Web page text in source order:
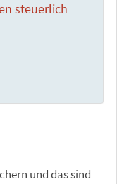
steuerlich
und das sind